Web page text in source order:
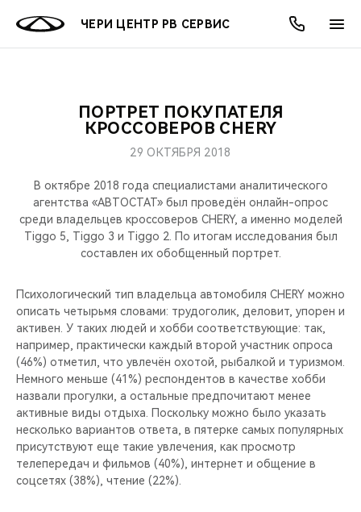
ЧЕРИ ЦЕНТР РВ СЕРВИС
МОДЕЛИ
КРОССОВЕРЫ
НОВИНКИ
ПОКУПАТЕЛЯМ
КРЕДИТ И СТРАХОВАНИЕ
ВЛАДЕЛЬЦАМ
ЗАПЧАСТИ И АКСЕССУАРЫ
ПОДДЕРЖКА
МИР CHERY
О БРЕНДЕ
CHERY В СОЦСЕТЯХ
БЛАГОТВОРИТЕЛЬНОСТЬ
CHERY REMOTE
CHERY И СПОРТ
НАШИ МЕРОПРИЯТИЯ
ВИДЕООБЗОРЫ
АКЦИИ
ОНЛАЙН СЕРВИСЫ
КРЕДИТ
О КОМПАНИИ
МЫ В СОЦСЕТЯХ
ПОРТРЕТ ПОКУПАТЕЛЯ
КРОССОВЕРОВ CHERY
29 ОКТЯБРЯ 2018
В октябре 2018 года специалистами аналитического
агентства «АВТОСТАТ» был проведён онлайн-опрос
среди владельцев кроссоверов CHERY, а именно моделей
Tiggo 5, Tiggo 3 и Tiggo 2. По итогам исследования был
составлен их обобщенный портрет.
Психологический тип владельца автомобиля CHERY можно
описать четырьмя словами: трудоголик, деловит, упорен и
активен. У таких людей и хобби соответствующие: так,
например, практически каждый второй участник опроса
(46%) отметил, что увлечён охотой, рыбалкой и туризмом.
Немного меньше (41%) респондентов в качестве хобби
назвали прогулки, а остальные предпочитают менее
активные виды отдыха. Поскольку можно было указать
несколько вариантов ответа, в пятерке самых популярных
присутствуют еще такие увлечения, как просмотр
телепередач и фильмов (40%), интернет и общение в
соцсетях (38%), чтение (22%).